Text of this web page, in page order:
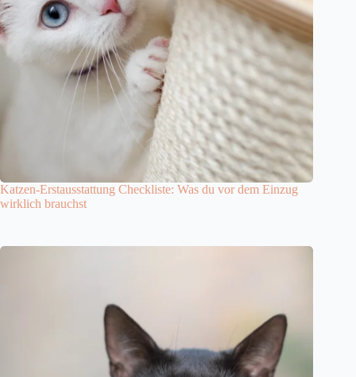
Katzen-Erstausstattung Checkliste: Was du vor dem Einzug
wirklich brauchst